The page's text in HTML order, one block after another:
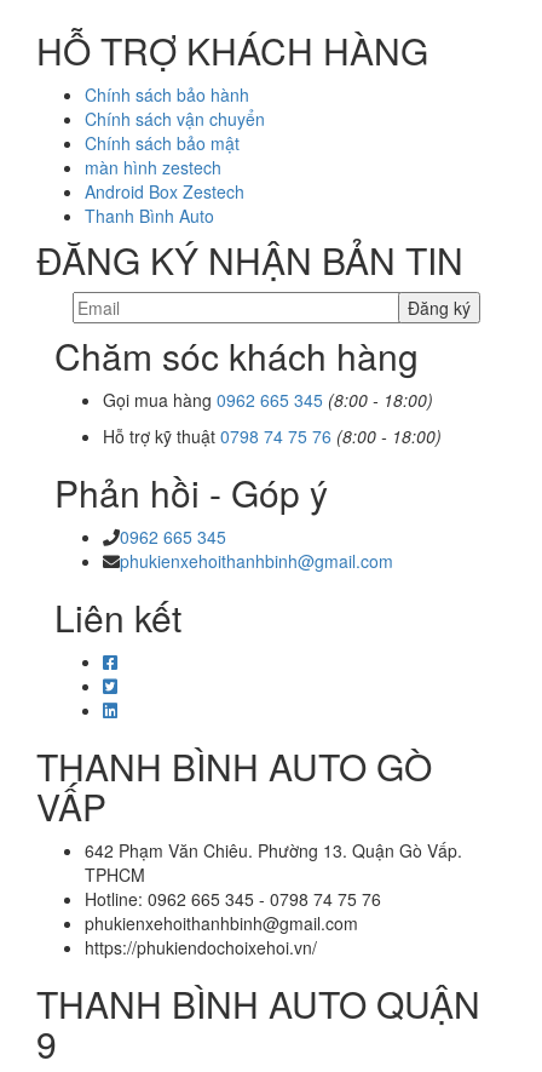
HỖ TRỢ KHÁCH HÀNG
Chính sách bảo hành
Chính sách vận chuyển
Chính sách bảo mật
màn hình zestech
Android Box Zestech
Thanh Bình Auto
ĐĂNG KÝ NHẬN BẢN TIN
Chăm sóc khách hàng
Gọi mua hàng 0962 665 345 (8:00 - 18:00)
Hỗ trợ kỹ thuật 0798 74 75 76 (8:00 - 18:00)
Phản hồi - Góp ý
0962 665 345
phukienxehoithanhbinh@gmail.com
Liên kết
THANH BÌNH AUTO GÒ
VẤP
642 Phạm Văn Chiêu. Phường 13. Quận Gò Vấp.
TPHCM
Hotline: 0962 665 345 - 0798 74 75 76
phukienxehoithanhbinh@gmail.com
https://phukiendochoixehoi.vn/
THANH BÌNH AUTO QUẬN
9